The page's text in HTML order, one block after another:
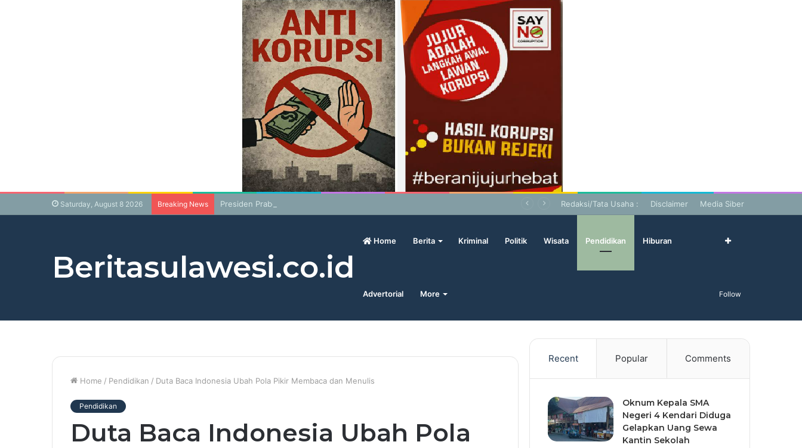
Saturday, August 8 2026 Breaking News Presiden Prabowo Geram Sama Pengamat, Menilai Harga Beras Terlalu Mahal Redaksi/Tata Usaha : Disclaimer Media Siber
Beritasulawesi.co.id
Home Berita Kriminal Politik Wisata Pendidikan Hiburan
Advertorial More Follow
Home / Pendidikan / Duta Baca Indonesia Ubah Pola Pikir Membaca dan Menulis
Pendidikan
Duta Baca Indonesia Ubah Pola
Recent Popular Comments
Oknum Kepala SMA
Negeri 4 Kendari Diduga
Gelapkan Uang Sewa
Kantin Sekolah